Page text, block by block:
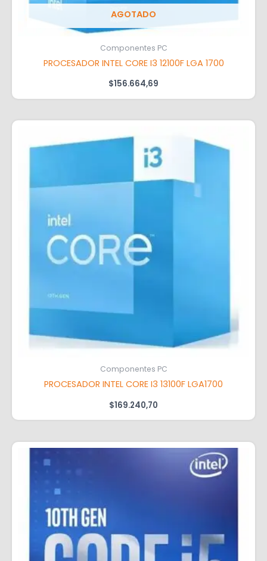
AGOTADO
Componentes PC
PROCESADOR INTEL CORE I3 12100F LGA 1700
$156.664,69
Componentes PC
PROCESADOR INTEL CORE I3 13100F LGA1700
$169.240,70